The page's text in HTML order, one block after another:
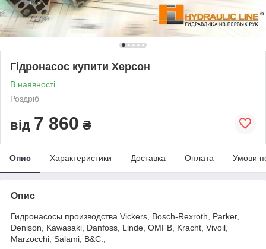
Гідронасос купити Херсон
В наявності
Роздріб
від 7 860 ₴
Опис Характеристики Доставка Оплата Умови
Опис
Гидронасосы производства Vickers, Bosch-Rexroth, Parker,
Denison, Kawasaki, Danfoss, Linde, OMFB, Kracht, Vivoil,
Marzocchi, Salami, B&C.;